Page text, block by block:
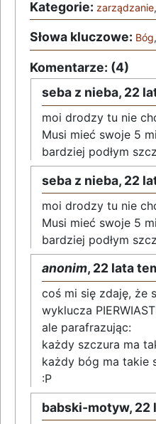
Kategorie: zarządzanie,
Słowa kluczowe: Bóg,
Komentarze: (4)
seba z nieba, 22
moi drodzy tu nie
Musi mieć swoje 5
bardziej podłym
seba z nieba, 22
moi drodzy tu nie
Musi mieć swoje 5
bardziej podłym
anonim, 22 lata
coś mi się zdaję, że
wyklucza
ale parafrazując:
każdy szczura ma
każdy bóg ma takie
:P
babski-motyw, 22